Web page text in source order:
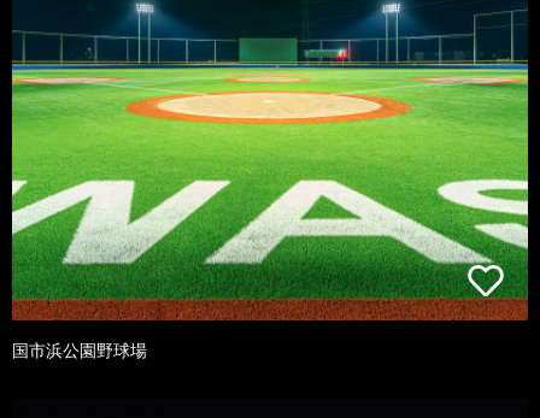
国市浜公園野球場